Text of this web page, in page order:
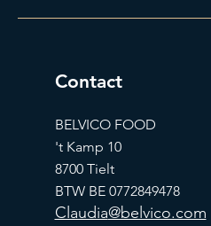
Contact
BELVICO FOOD
't Kamp 10
8700 Tielt
BTW BE 0772849478
Claudia@belvico.com